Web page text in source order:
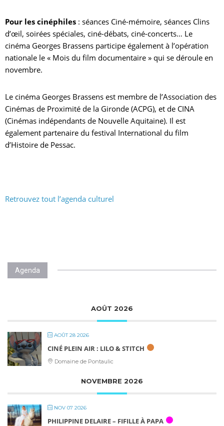
Pour les cinéphiles : séances Ciné-mémoire, séances Clins
d’œil, soirées spéciales, ciné-débats, ciné-concerts… Le
cinéma Georges Brassens participe également à l’opération
nationale le « Mois du film documentaire » qui se déroule en
novembre.
Le cinéma Georges Brassens est membre de l’Association des
Cinémas de Proximité de la Gironde (ACPG), et de CINA
(Cinémas indépendants de Nouvelle Aquitaine). Il est
également partenaire du festival International du film
d’Histoire de Pessac.
Retrouvez tout l’agenda culturel
Agenda
AOÛT 2026
AOÛT 28 2026
CINÉ PLEIN AIR : LILO & STITCH
Domaine de Pontaulic
NOVEMBRE 2026
NOV 07 2026
PHILIPPINE DELAIRE – FIFILLE À PAPA